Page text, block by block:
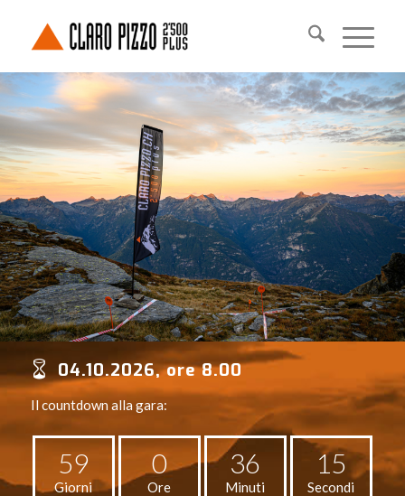
04.10.2026, ore 8.00
Il countdown alla gara:
59
Giorni
0
Ore
36
Minuti
14
Secondi